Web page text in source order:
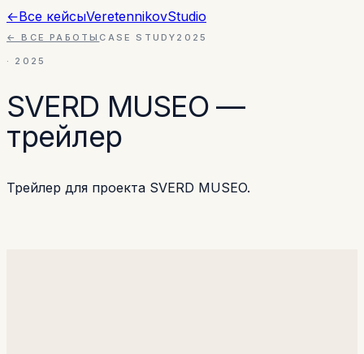
←Все кейсыVeretennikovStudio
← ВСЕ РАБОТЫ CASE STUDY 2025
· 2025
SVERD MUSEO —
трейлер
Трейлер для проекта SVERD MUSEO.